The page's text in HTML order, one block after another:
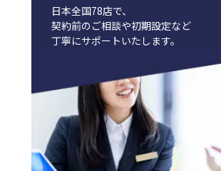
日本全国78店で、
契約前のご相談や初期設定など
丁寧にサポートいたします。